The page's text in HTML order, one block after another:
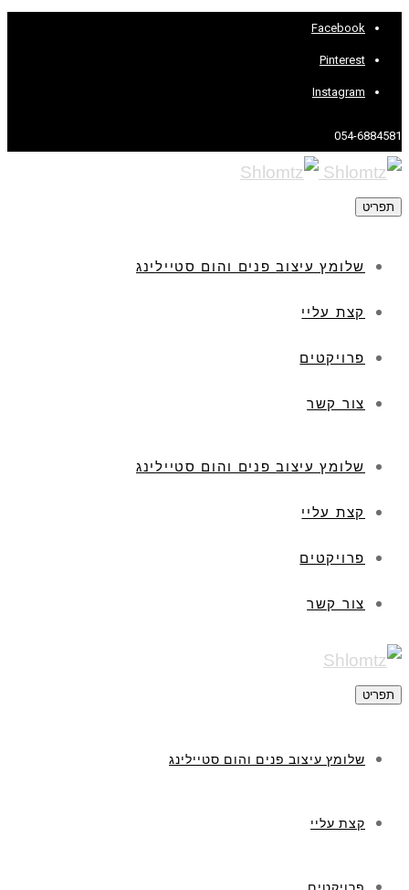
Facebook
Pinterest
Instagram
054-6884581
תפריט
שלומץ עיצוב פנים והום סטיילינג
קצת עליי
פרויקטים
צור קשר
שלומץ עיצוב פנים והום סטיילינג
קצת עליי
פרויקטים
צור קשר
תפריט
שלומץ עיצוב פנים והום סטיילינג
קצת עליי